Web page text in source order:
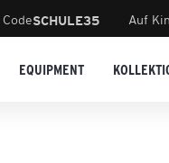
SCHULE35 Auf
EQUIPMENT